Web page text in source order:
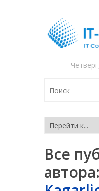
Все
автора: